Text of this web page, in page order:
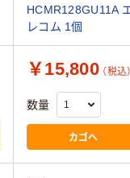
HCMR128GU11A
レコム 1個
￥15,800 （税込）
数量
カゴへ